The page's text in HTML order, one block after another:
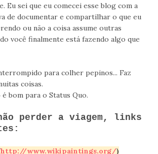
Eu sei que eu comecei esse blog com a
de documentar e compartilhar o que eu
ou não a coisa assume outras
você finalmente está fazendo algo que
para colher pepinos... Faz
coisas.
bom para o Status Quo.
perder a viagem, links
http://www.wikipaintings.org/)